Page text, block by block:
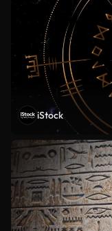
iStock